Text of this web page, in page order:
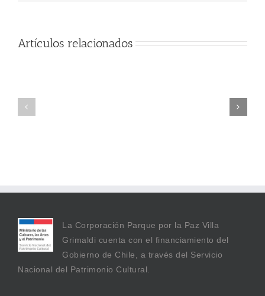
Artículos relacionados
La Corporación Parque por la Paz Villa
Grimaldi cuenta con el financiamiento del
Gobierno de Chile, a través del Servicio
Nacional del Patrimonio Cultural.